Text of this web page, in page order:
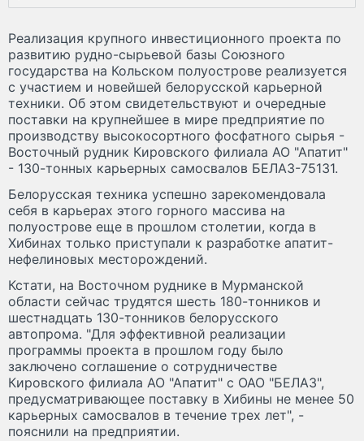
Реализация крупного инвестиционного проекта по
развитию рудно-сырьевой базы Союзного
государства на Кольском полуострове реализуется
с участием и новейшей белорусской карьерной
техники. Об этом свидетельствуют и очередные
поставки на крупнейшее в мире предприятие по
производству высокосортного фосфатного сырья -
Восточный рудник Кировского филиала АО "Апатит"
- 130-тонных карьерных самосвалов БЕЛАЗ-75131.
Белорусская техника успешно зарекомендовала
себя в карьерах этого горного массива на
полуострове еще в прошлом столетии, когда в
Хибинах только приступали к разработке апатит-
нефелиновых месторождений.
Кстати, на Восточном руднике в Мурманской
области сейчас трудятся шесть 180-тонников и
шестнадцать 130-тонников белорусского
автопрома. "Для эффективной реализации
программы проекта в прошлом году было
заключено соглашение о сотрудничестве
Кировского филиала АО "Апатит" с ОАО "БЕЛАЗ",
предусматривающее поставку в Хибины не менее 50
карьерных самосвалов в течение трех лет", -
пояснили на предприятии.